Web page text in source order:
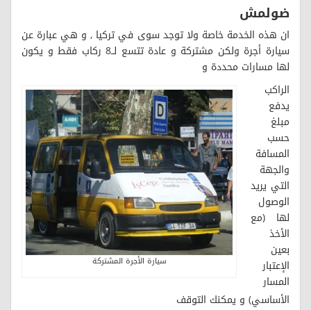
ضولمش
ان هذه الخدمة خاصة ولا توجد سوى في تركيا , و هي عبارة عن
سيارة أجرة ولكن مشتركة و عادة تتسع لــ8 ركاب فقط و يكون
لها مسارات محددة و
سيارة الأجرة المشتركة
الراكب
يدفع
مبلغ
حسب
المسافة
والجهة
التي يريد
الوصول
لها (مع
الأخذ
بعين
الإعتبار
المسار
الأساسي) و يمكنك التوقف